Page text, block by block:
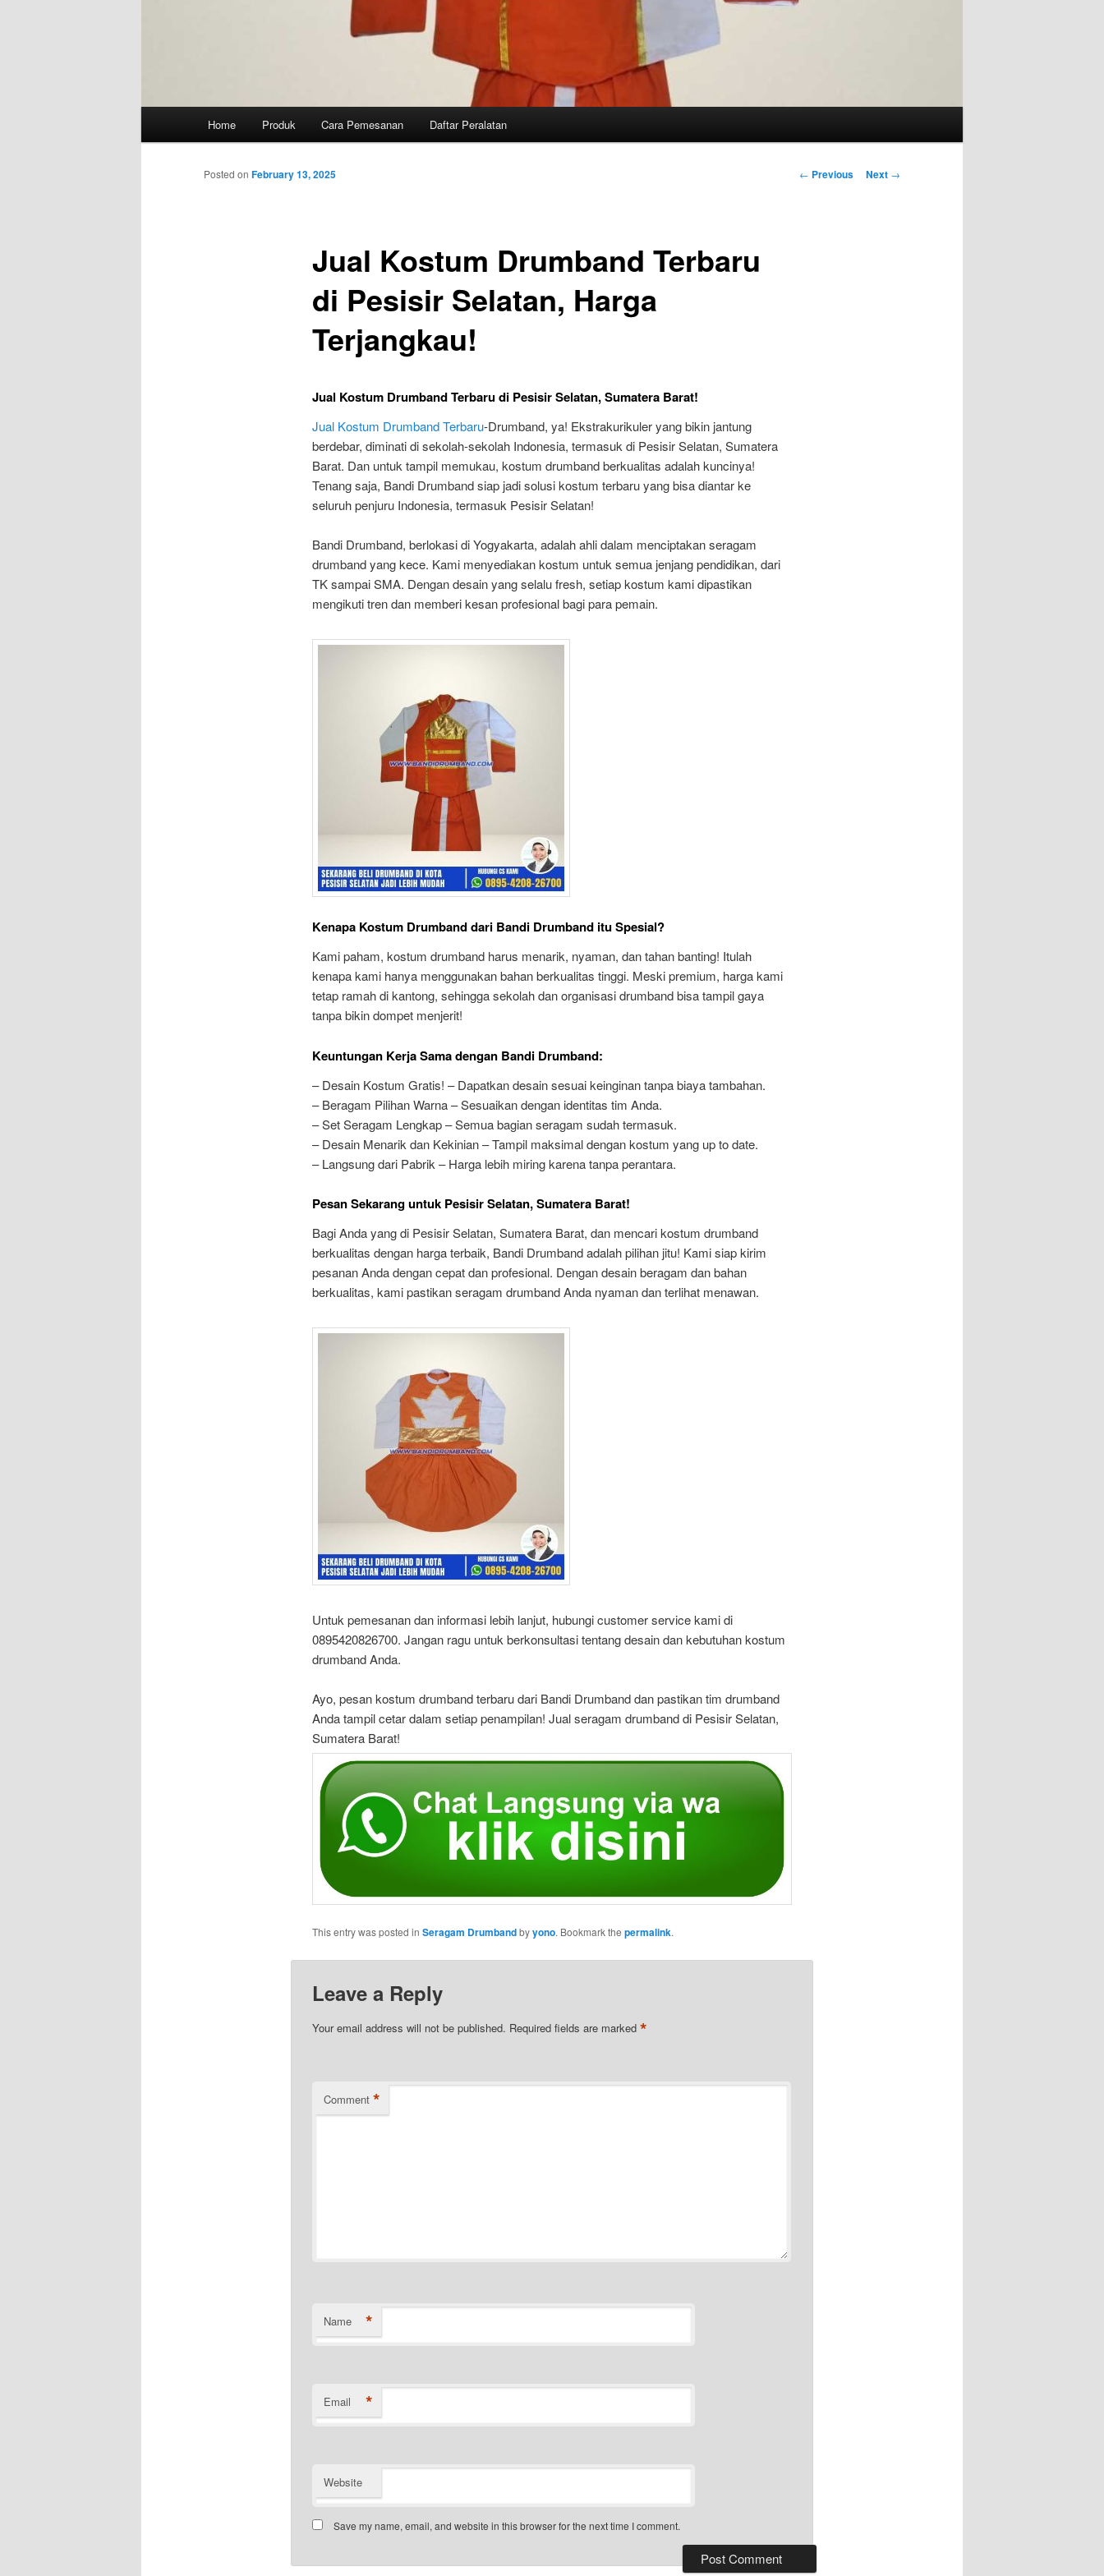
Home Produk Cara Pemesanan Daftar Peralatan
Post
← Previous Next →
Jual Kostum Drumband Terbaru
di Pesisir Selatan, Harga
Terjangkau!
Posted on February 13, 2025
Jual Kostum Drumband Terbaru di Pesisir Selatan, Sumatera Barat!
Jual Kostum Drumband Terbaru-Drumband, ya! Ekstrakurikuler yang bikin jantung
berdebar, diminati di sekolah-sekolah Indonesia, termasuk di Pesisir Selatan, Sumatera
Barat. Dan untuk tampil memukau, kostum drumband berkualitas adalah kuncinya!
Tenang saja, Bandi Drumband siap jadi solusi kostum terbaru yang bisa diantar ke
seluruh penjuru Indonesia, termasuk Pesisir Selatan!
Bandi Drumband, berlokasi di Yogyakarta, adalah ahli dalam menciptakan seragam
drumband yang kece. Kami menyediakan kostum untuk semua jenjang pendidikan, dari
TK sampai SMA. Dengan desain yang selalu fresh, setiap kostum kami dipastikan
mengikuti tren dan memberi kesan profesional bagi para pemain.
Kenapa Kostum Drumband dari Bandi Drumband itu Spesial?
Kami paham, kostum drumband harus menarik, nyaman, dan tahan banting! Itulah
kenapa kami hanya menggunakan bahan berkualitas tinggi. Meski premium, harga kami
tetap ramah di kantong, sehingga sekolah dan organisasi drumband bisa tampil gaya
tanpa bikin dompet menjerit!
Keuntungan Kerja Sama dengan Bandi Drumband:
– Desain Kostum Gratis! – Dapatkan desain sesuai keinginan tanpa biaya tambahan.
– Beragam Pilihan Warna – Sesuaikan dengan identitas tim Anda.
– Set Seragam Lengkap – Semua bagian seragam sudah termasuk.
– Desain Menarik dan Kekinian – Tampil maksimal dengan kostum yang up to date.
– Langsung dari Pabrik – Harga lebih miring karena tanpa perantara.
Pesan Sekarang untuk Pesisir Selatan, Sumatera Barat!
Bagi Anda yang di Pesisir Selatan, Sumatera Barat, dan mencari kostum drumband
berkualitas dengan harga terbaik, Bandi Drumband adalah pilihan jitu! Kami siap kirim
pesanan Anda dengan cepat dan profesional. Dengan desain beragam dan bahan
berkualitas, kami pastikan seragam drumband Anda nyaman dan terlihat menawan.
Untuk pemesanan dan informasi lebih lanjut, hubungi customer service kami di
0895420826700. Jangan ragu untuk berkonsultasi tentang desain dan kebutuhan kostum
drumband Anda.
Ayo, pesan kostum drumband terbaru dari Bandi Drumband dan pastikan tim drumband
Anda tampil cetar dalam setiap penampilan! Jual seragam drumband di Pesisir Selatan,
Sumatera Barat!
This entry was posted in Seragam Drumbandbyyono. Bookmark the permalink.
Leave a Reply
Your email address will not be published. Required fields are marked *
Comment *
Name *
Email *
Website
Save my name, email, and website in this browser for the next time I comment.